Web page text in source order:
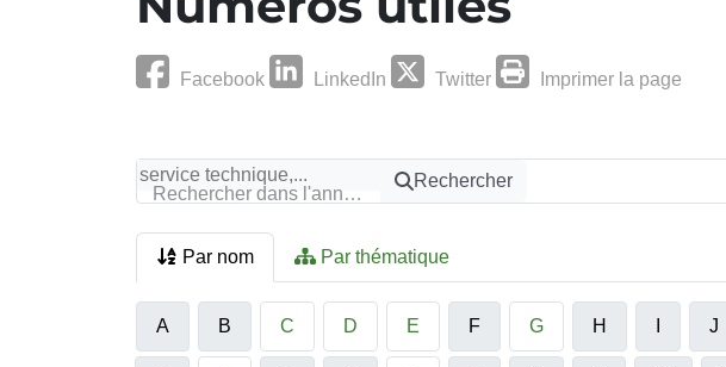
Facebook LinkedIn Twitter Imprimer la page
Rechercher dans l'annuaire
Rechercher
Par nom Par thématique
A B C D E F G H J